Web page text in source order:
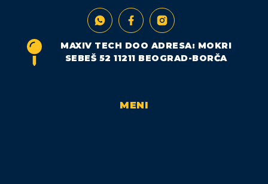
MAXIV TECH DOO ADRESA: MOKRI
SEBEŠ 52 11211 BEOGRAD-BORČA
MENI